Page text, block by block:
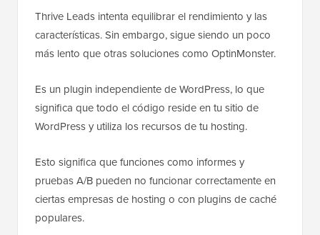
Thrive Leads intenta equilibrar el rendimiento y las
características. Sin embargo, sigue siendo un poco
más lento que otras soluciones como OptinMonster.
Es un plugin independiente de WordPress, lo que
significa que todo el código reside en tu sitio de
WordPress y utiliza los recursos de tu hosting.
Esto significa que funciones como informes y
pruebas A/B pueden no funcionar correctamente en
ciertas empresas de hosting o con plugins de caché
populares.